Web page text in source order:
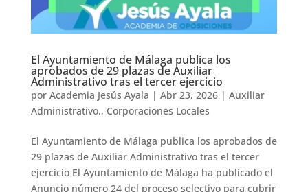
El Ayuntamiento de Málaga publica los
aprobados de 29 plazas de Auxiliar
Administrativo tras el tercer ejercicio
por Academia Jesús Ayala | Abr 23, 2026| Auxiliar
Administrativo., Corporaciones Locales
El Ayuntamiento de Málaga publica los aprobados de
29 plazas de Auxiliar Administrativo tras el tercer
ejercicio El Ayuntamiento de Málaga ha publicado el
Anuncio número 24 del proceso selectivo para cubrir